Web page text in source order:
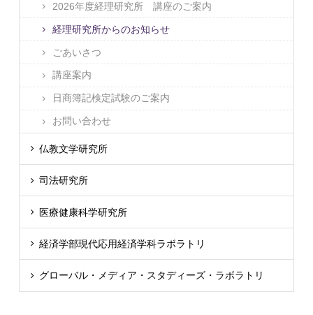
2026年度経理研究所 講座のご案内
経理研究所からのお知らせ
ごあいさつ
講座案内
日商簿記検定試験のご案内
お問い合わせ
仏教文学研究所
司法研究所
医療健康科学研究所
経済学部現代応用経済学科ラボラトリ
グローバル・メディア・スタディーズ・ラボラトリ